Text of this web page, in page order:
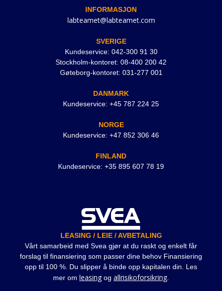
INFORMASJON
labteamet@labteamet.com
SVERIGE
Kundeservice: 042-300 91 30
Stockholm-kontoret: 08-400 200 42
Gøteborg-kontoret: 031-277 001
DANMARK
Kundeservice: +45 787 224 25
NORGE
Kundeservice: +47 852 306 46
FINLAND
Kundeservice: +35 895 607 78 19
LEASING / LEIE / AVBETALING
Vårt samarbeid med Svea gjør at du raskt og enkelt får
forslag til finansiering som passer dine behov Finansiering
opp til 100 %. Du slipper å binde opp kapitalen din. Les
mer om leasingog allrisikoforsikring.